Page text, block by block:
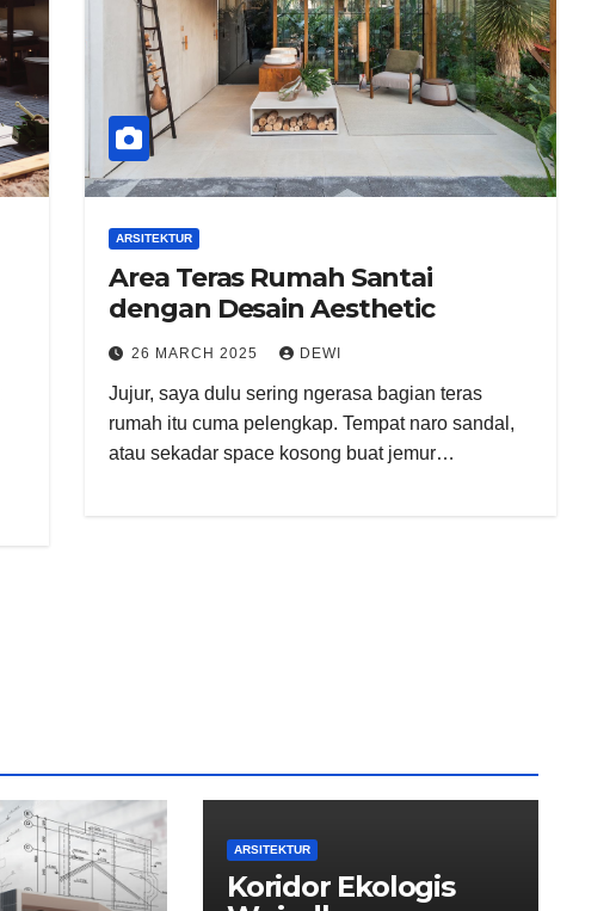
ARSITEKTUR
Area Teras Rumah Santai
dengan Desain Aesthetic
26 MARCH 2025 DEWI
Jujur, saya dulu sering ngerasa bagian teras
rumah itu cuma pelengkap. Tempat naro sandal,
atau sekadar space kosong buat jemur…
ARSITEKTUR
Koridor Ekologis